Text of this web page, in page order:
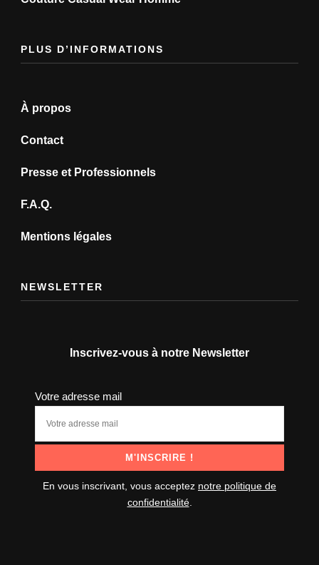
PLUS D’INFORMATIONS
À propos
Contact
Presse et Professionnels
F.A.Q.
Mentions légales
NEWSLETTER
Inscrivez-vous à notre Newsletter
Votre adresse mail
En vous inscrivant, vous acceptez notre politique de
confidentialité.